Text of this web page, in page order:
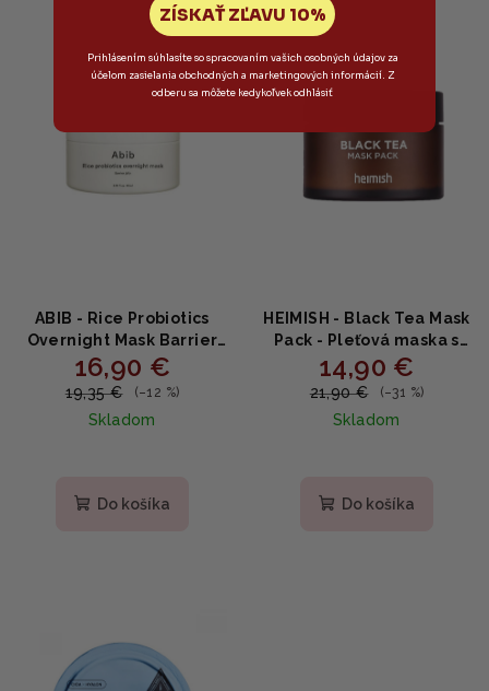
ABIB - Rice Probiotics
Overnight Mask Barrier
Jelly 80ml
16,90 €
19,35 € (–12 %)
Skladom
produktu
Do košíka
HEIMISH - Black Tea Mask
Pack - Pleťová maska s
čiernym čajom 110ml
14,90 €
21,90 € (–31 %)
Skladom
Do košíka
ZÍSKAŤ ZĽAVU 10%
Prihlásením súhlasíte so spracovaním vašich osobných údajov za
účelom zasielania obchodných a marketingových informácií. Z
odberu sa môžete kedykoľvek odhlásiť